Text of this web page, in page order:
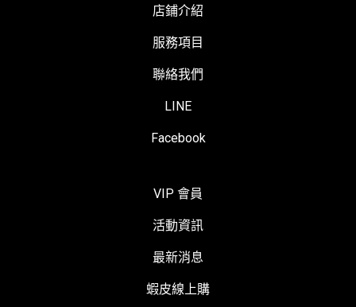
店鋪介紹
服務項目
聯絡我們
LINE
Facebook
VIP 會員
活動資訊
最新消息
蝦皮線上購